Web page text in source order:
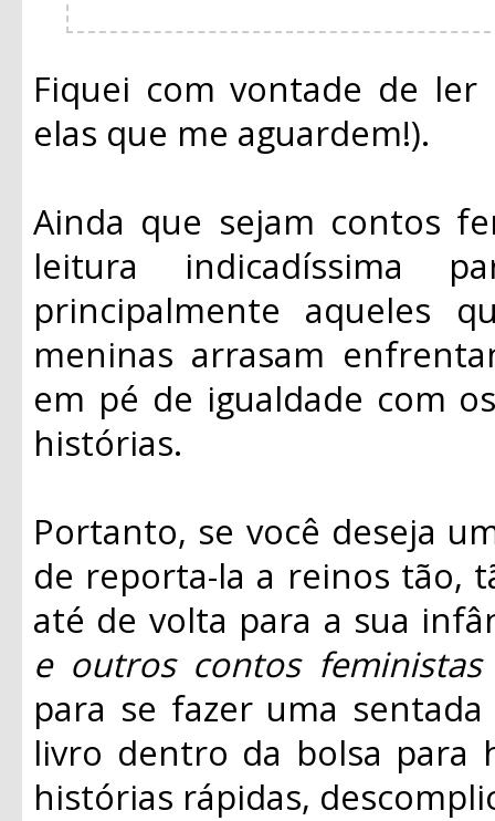
Fiquei com vontade de
elas que me aguardem!).
Ainda que sejam contos
leitura indicadíssima
principalmente aqueles
meninas arrasam
em pé de igualdade com
histórias.
Portanto, se você deseja
de reporta-la a reinos tão,
até de volta para a sua
e outros contos
para se fazer uma
livro dentro da bolsa para
histórias rápidas,